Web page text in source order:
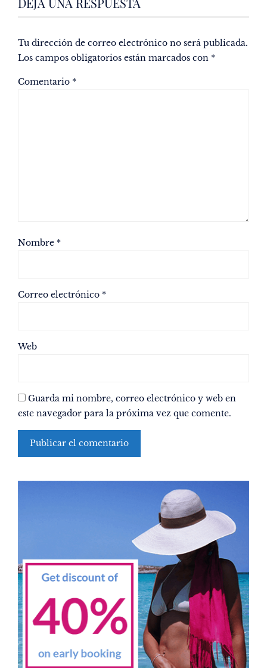
Tu dirección de correo electrónico no será publicada.
Los campos obligatorios están marcados con *
Comentario *
Nombre *
Correo electrónico *
Web
Guarda mi nombre, correo electrónico y web en
este navegador para la próxima vez que comente.